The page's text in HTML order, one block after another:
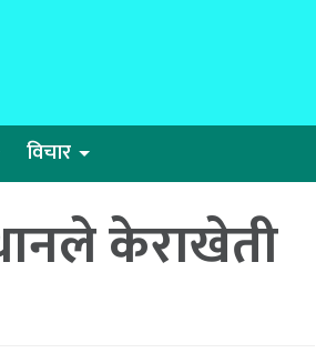
विचार
केराखेती